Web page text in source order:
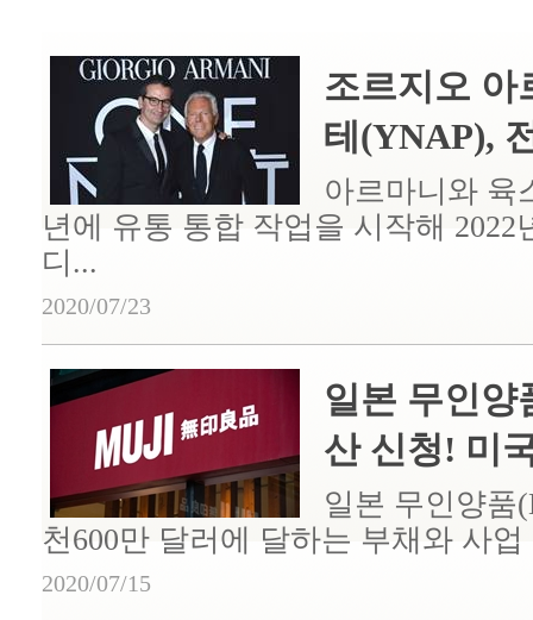
조르지오 아
테(YNAP),
아르마니와 육
년에 유통 통합 작업을 시작해
디...
2020/07/23
일본 무인
산 신청! 미
일본 무인양품
천600만 달러에 달하는 부채와 사
2020/07/15